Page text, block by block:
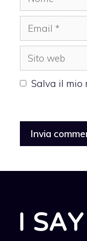
Email
Sito
web
Salva il mio